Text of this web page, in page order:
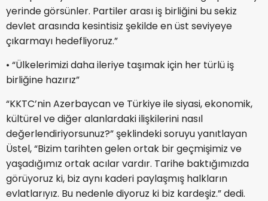
yerinde görsünler. Partiler arası iş birliğini bu sekiz
devlet arasında kesintisiz şekilde en üst seviyeye
çıkarmayı hedefliyoruz.”
•⁠ ⁠“Ülkelerimizi daha ileriye taşımak için her türlü iş
birliğine hazırız”
“KKTC’nin Azerbaycan ve Türkiye ile siyasi, ekonomik,
kültürel ve diğer alanlardaki ilişkilerini nasıl
değerlendiriyorsunuz?” şeklindeki soruyu yanıtlayan
Üstel, “Bizim tarihten gelen ortak bir geçmişimiz ve
yaşadığımız ortak acılar vardır. Tarihe baktığımızda
görüyoruz ki, biz aynı kaderi paylaşmış halkların
evlatlarıyız. Bu nedenle diyoruz ki biz kardeşiz.” dedi.